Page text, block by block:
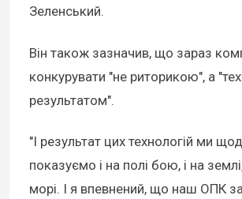
Зеленський.
Він також зазначив, що зараз
конкурувати "не риторикою", а
результатом".
"І результат цих технологій ми
показуємо і на полі бою, і на землі,
морі. І я впевнений, що наш ОПК